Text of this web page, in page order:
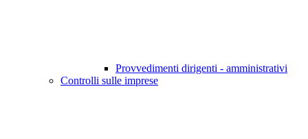
Provvedimenti dirigenti - amministrativi
Controlli sulle imprese